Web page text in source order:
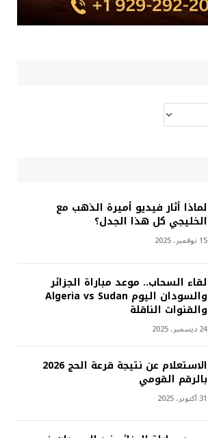
لماذا أثار فيديو أميرة الذهب مع
الخليجي كل هذا الجدل؟
15 نوفمبر، 2025
لقاء السحاب.. موعد مباراة الجزائر
والسودان اليوم Algeria vs Sudan
والقنوات الناقلة
24 ديسمبر، 2025
الاستعلام عن نتيجة قرعة الحج 2026
بالرقم القومي
31 أكتوبر، 2025